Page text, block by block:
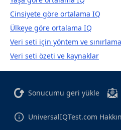
Cinsiyete göre ortalama IQ
Ülkeye göre ortalama IQ
Veri seti için yöntem ve
Veri seti özeti ve kaynaklar
Sonucumu geri yükle
UniversalIQTest.com